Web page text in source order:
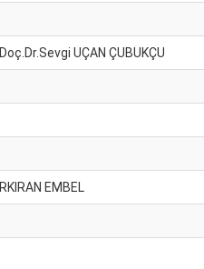
UÇAN ÇUBUKÇU
EMBEL